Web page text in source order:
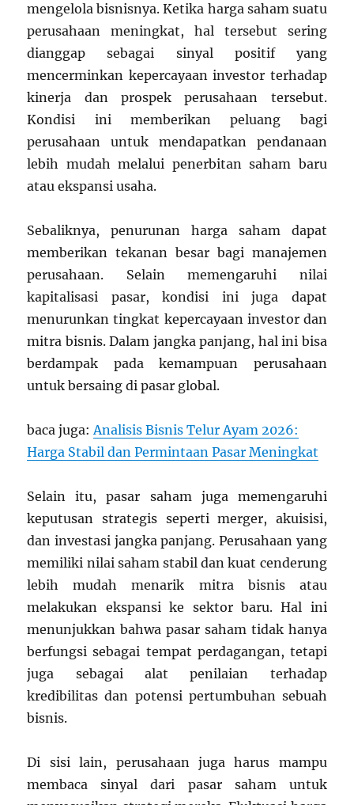
mengelola bisnisnya. Ketika harga saham suatu
perusahaan meningkat, hal tersebut sering
dianggap sebagai sinyal positif yang
mencerminkan kepercayaan investor terhadap
kinerja dan prospek perusahaan tersebut.
Kondisi ini memberikan peluang bagi
perusahaan untuk mendapatkan pendanaan
lebih mudah melalui penerbitan saham baru
atau ekspansi usaha.
Sebaliknya, penurunan harga saham dapat
memberikan tekanan besar bagi manajemen
perusahaan. Selain memengaruhi nilai
kapitalisasi pasar, kondisi ini juga dapat
menurunkan tingkat kepercayaan investor dan
mitra bisnis. Dalam jangka panjang, hal ini bisa
berdampak pada kemampuan perusahaan
untuk bersaing di pasar global.
baca juga:Analisis Bisnis Telur Ayam 2026:
Harga Stabil dan Permintaan Pasar Meningkat
Selain itu, pasar saham juga memengaruhi
keputusan strategis seperti merger, akuisisi,
dan investasi jangka panjang. Perusahaan yang
memiliki nilai saham stabil dan kuat cenderung
lebih mudah menarik mitra bisnis atau
melakukan ekspansi ke sektor baru. Hal ini
menunjukkan bahwa pasar saham tidak hanya
berfungsi sebagai tempat perdagangan, tetapi
juga sebagai alat penilaian terhadap
kredibilitas dan potensi pertumbuhan sebuah
bisnis.
Di sisi lain, perusahaan juga harus mampu
membaca sinyal dari pasar saham untuk